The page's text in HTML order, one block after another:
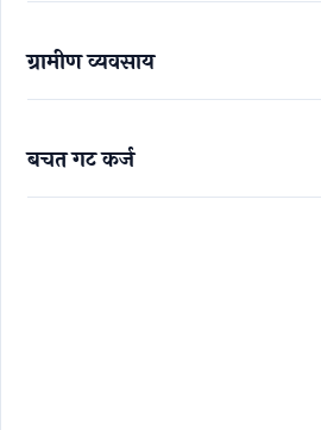
ग्रामीण व्यवसाय
बचत गट कर्ज